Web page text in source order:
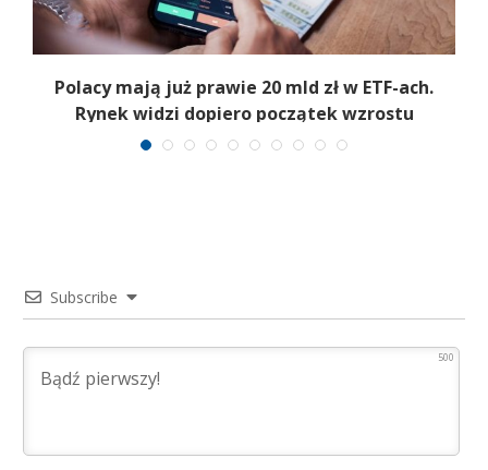
Polacy mają już prawie 20 mld zł w ETF-ach.
Rynek widzi dopiero początek wzrostu
Subscribe
500